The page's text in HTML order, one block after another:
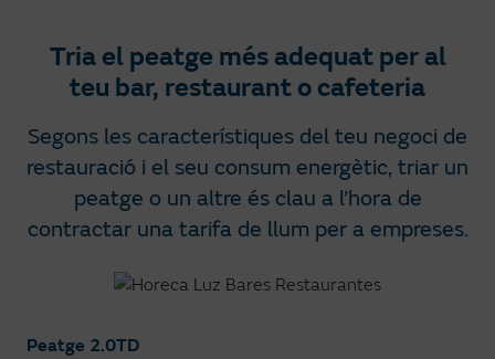
Tria el peatge més adequat per al
teu bar, restaurant o cafeteria
Segons les característiques del teu negoci de
restauració i el seu consum energètic, triar un
peatge o un altre és clau a l’hora de
contractar una tarifa de llum per a empreses.
Peatge 2.0TD